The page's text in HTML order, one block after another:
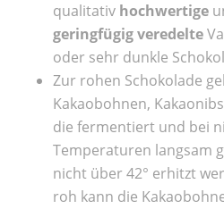
qualitativ hochwertige
geringfügig veredelte
oder sehr dunkle
Zur rohen Schokolade
Kakaobohnen,
die fermentiert und bei
Temperaturen langsam
nicht über 42° erhitzt
roh kann die